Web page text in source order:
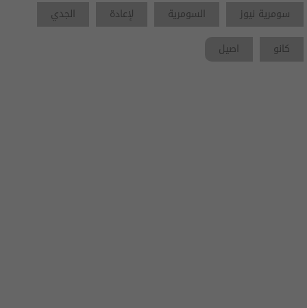
سومرية نيوز
السومرية ﻹعادة
الجدي
كانو
اصيل